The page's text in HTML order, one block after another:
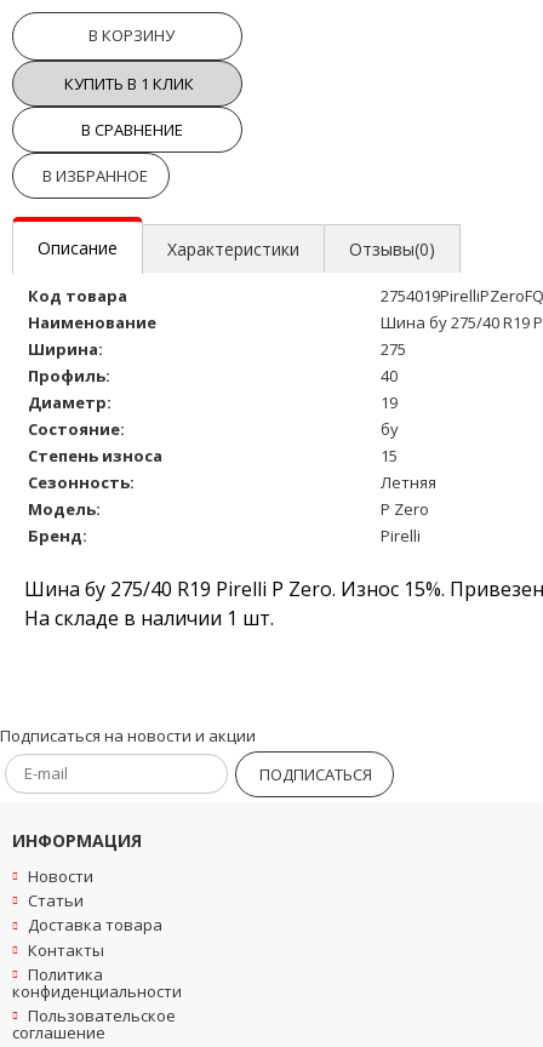
В КОРЗИНУ
КУПИТЬ В 1 КЛИК
В СРАВНЕНИЕ
В ИЗБРАННОЕ
Описание Характеристики Отзывы(0)
Код товара
Наименование
Шина бу 275/40 R19
Ширина:
275
Профиль:
40
Диаметр:
19
Состояние:
бу
Степень износа
15
Сезонность:
Летняя
Модель:
P Zero
Бренд:
Pirelli
Шина бу 275/40 R19 Pirelli P Zero. Износ 15%.
На складе в наличии 1 шт.
Подписаться на новости и акции
ПОДПИСАТЬСЯ
ИНФОРМАЦИЯ
Новости
Статьи
Доставка товара
Контакты
Политика
конфиденциальности
Пользовательское
соглашение